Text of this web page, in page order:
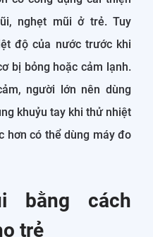
nghẹt mũi ở trẻ. Tuy
độ của nước trước khi
bị bỏng hoặc cảm lạnh.
người lớn nên dùng
khuỷu tay khi thử nhiệt
hơn có thể dùng máy đo
bằng cách
trẻ